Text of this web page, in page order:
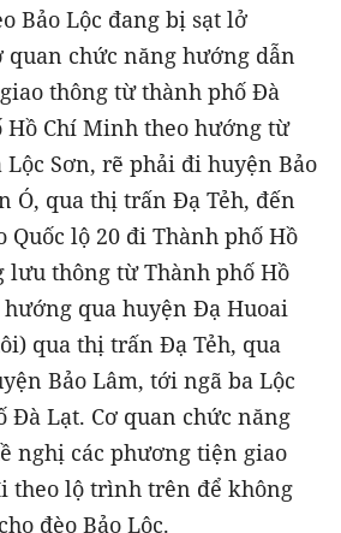
Bảo Lộc đang bị sạt lở
chức năng hướng dẫn
thông từ thành phố Đà
Hồ Chí Minh theo hướng từ
Sơn, rẽ phải đi huyện Bảo
Ó, qua thị trấn Đạ Tẻh, đến
Quốc lộ 20 đi Thành phố Hồ
lưu thông từ Thành phố Hồ
qua huyện Đạ Huoai
qua thị trấn Đạ Tẻh, qua
Bảo Lâm, tới ngã ba Lộc
Đà Lạt. Cơ quan chức năng
nghị các phương tiện giao
theo lộ trình trên để không
đèo Bảo Lộc.